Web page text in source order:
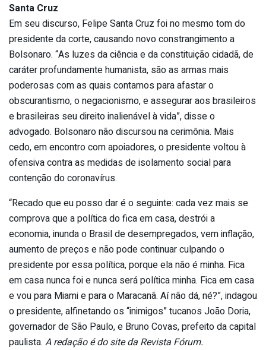
Santa Cruz
Em seu discurso, Felipe Santa Cruz foi no mesmo tom do
presidente da corte, causando novo constrangimento a
Bolsonaro. “As luzes da ciência e da constituição cidadã, de
caráter profundamente humanista, são as armas mais
poderosas com as quais contamos para afastar o
obscurantismo, o negacionismo, e assegurar aos brasileiros
e brasileiras seu direito inalienável à vida”, disse o
advogado. Bolsonaro não discursou na cerimônia. Mais
cedo, em encontro com apoiadores, o presidente voltou à
ofensiva contra as medidas de isolamento social para
contenção do coronavírus.
“Recado que eu posso dar é o seguinte: cada vez mais se
comprova que a política do fica em casa, destrói a
economia, inunda o Brasil de desempregados, vem inflação,
aumento de preços e não pode continuar culpando o
presidente por essa política, porque ela não é minha. Fica
em casa nunca foi e nunca será política minha. Fica em casa
e vou para Miami e para o Maracanã. Aí não dá, né?”, indagou
o presidente, alfinetando os “inimigos” tucanos João Doria,
governador de São Paulo, e Bruno Covas, prefeito da capital
paulista. A redação é do site da Revista Fórum.